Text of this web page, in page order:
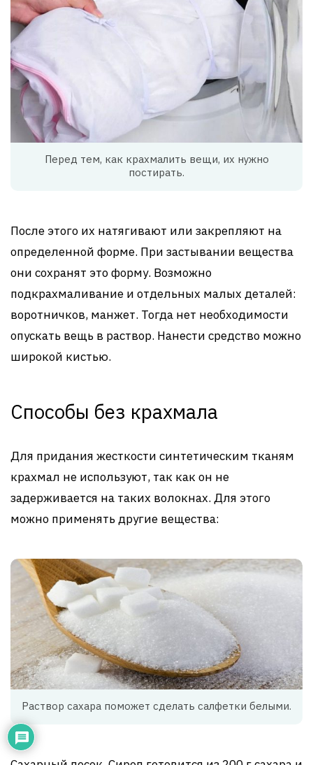
Перед тем, как крахмалить вещи, их нужно
постирать.
После этого их натягивают или закрепляют на
определенной форме. При застывании вещества
они сохранят это форму. Возможно
подкрахмаливание и отдельных малых деталей:
воротничков, манжет. Тогда нет необходимости
опускать вещь в раствор. Нанести средство можно
широкой кистью.
Способы без крахмала
Для придания жесткости синтетическим тканям
крахмал не используют, так как он не
задерживается на таких волокнах. Для этого
можно применять другие вещества:
Раствор сахара поможет сделать салфетки белыми.